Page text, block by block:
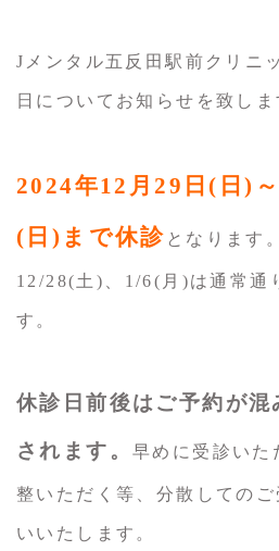
Jメンタル五反田駅前クリニ
日についてお知らせを致しま
2024年12月29日(日)
(日)まで休診 となります。
12/28(土)、1/6(月)は通常通
す。
休診日前後はご予約が混
されます。 早めに受診いた
整いただく等、分散しての
いいたします。